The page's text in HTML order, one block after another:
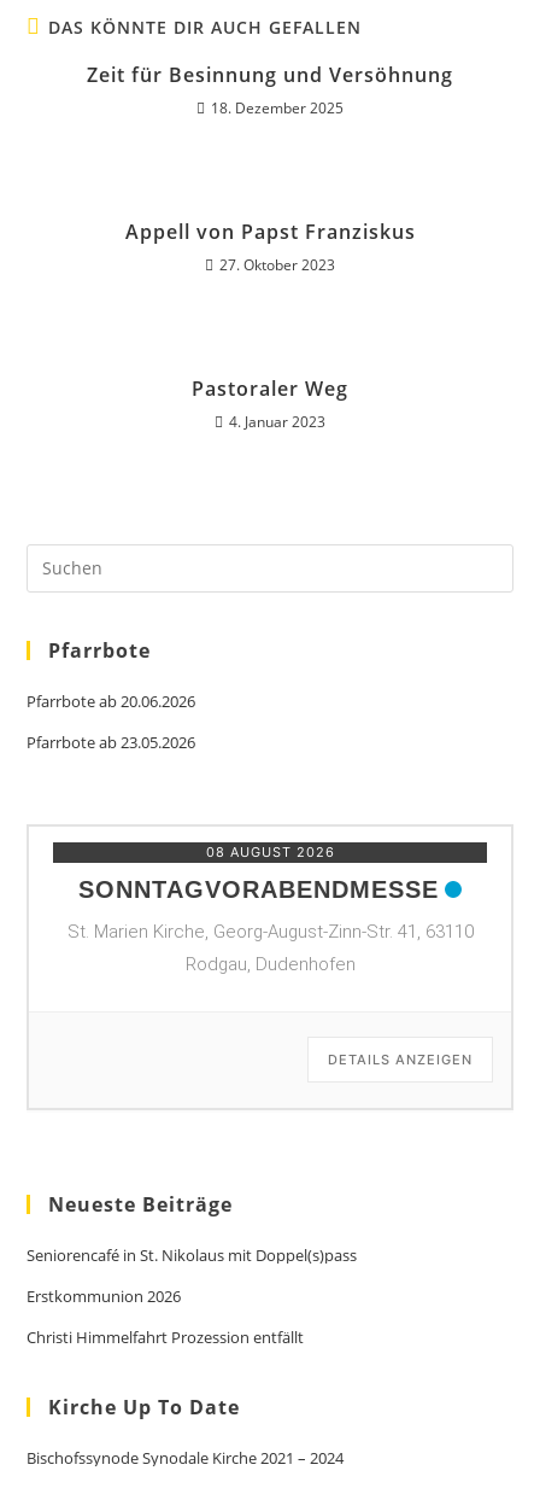
DAS KÖNNTE DIR AUCH GEFALLEN
Zeit für Besinnung und Versöhnung
18. Dezember 2025
Appell von Papst Franziskus
27. Oktober 2023
Pastoraler Weg
4. Januar 2023
Pfarrbote
Pfarrbote ab 20.06.2026
Pfarrbote ab 23.05.2026
08 AUGUST 2026
SONNTAGVORABENDMESSE
St. Marien Kirche, Georg-August-Zinn-Str. 41, 63110
Rodgau, Dudenhofen
DETAILS ANZEIGEN
Neueste Beiträge
Seniorencafé in St. Nikolaus mit Doppel(s)pass
Erstkommunion 2026
Christi Himmelfahrt Prozession entfällt
Kirche Up To Date
Bischofssynode Synodale Kirche 2021 – 2024